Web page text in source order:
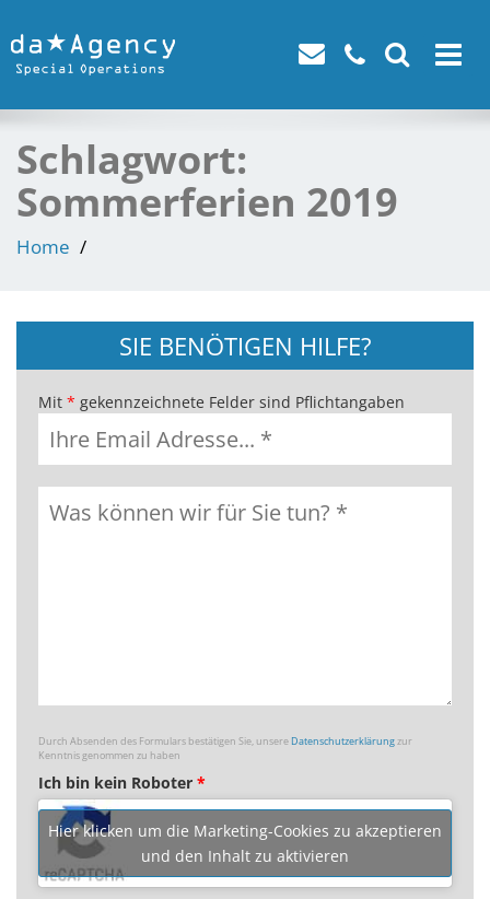
Toggle
Schlagwort:
Sommerferien 2019
Home
SIE BENÖTIGEN HILFE?
Mit * gekennzeichnete Felder sind Pflichtangaben
Durch Absenden des Formulars bestätigen Sie, unsereDatenschutzerklärungzur
Kenntnis genommen zu haben
Ich bin kein Roboter *
Hier klicken um die Marketing-Cookies zu akzeptieren
und den Inhalt zu aktivieren